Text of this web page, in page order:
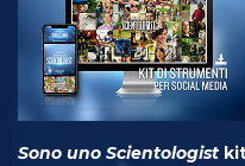
Sono uno Scientologist